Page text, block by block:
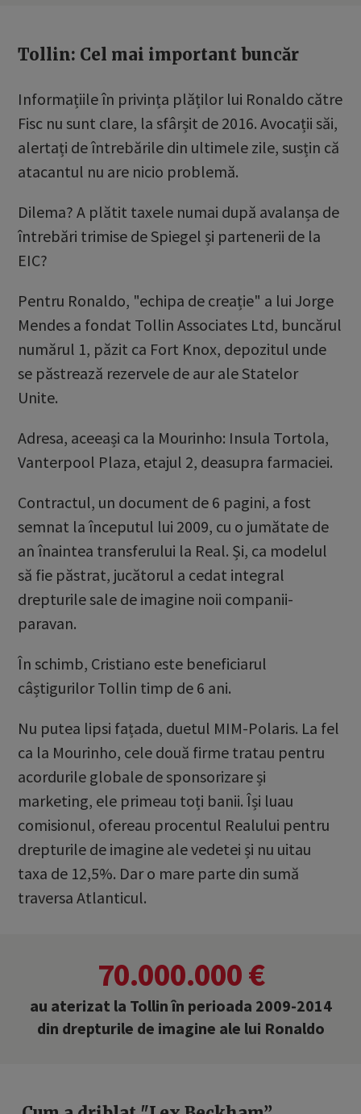
Tollin: Cel mai important buncăr
Informațiile în privința plăților lui Ronaldo către
Fisc nu sunt clare, la sfârșit de 2016. Avocații săi,
alertați de întrebările din ultimele zile, susțin că
atacantul nu are nicio problemă.
Dilema? A plătit taxele numai după avalanșa de
întrebări trimise de Spiegel și partenerii de la
EIC?
Pentru Ronaldo, "echipa de creație" a lui Jorge
Mendes a fondat Tollin Associates Ltd, buncărul
numărul 1, păzit ca Fort Knox, depozitul unde
se păstrează rezervele de aur ale Statelor
Unite.
Adresa, aceeași ca la Mourinho: Insula Tortola,
Vanterpool Plaza, etajul 2, deasupra farmaciei.
Contractul, un document de 6 pagini, a fost
semnat la începutul lui 2009, cu o jumătate de
an înaintea transferului la Real. Și, ca modelul
să fie păstrat, jucătorul a cedat integral
drepturile sale de imagine noii companii-
paravan.
În schimb, Cristiano este beneficiarul
câștigurilor Tollin timp de 6 ani.
Nu putea lipsi fațada, duetul MIM-Polaris. La fel
ca la Mourinho, cele două firme tratau pentru
acordurile globale de sponsorizare și
marketing, ele primeau toți banii. Își luau
comisionul, ofereau procentul Realului pentru
drepturile de imagine ale vedetei și nu uitau
taxa de 12,5%. Dar o mare parte din sumă
traversa Atlanticul.
70.000.000 €
au aterizat la Tollin în perioada 2009-2014
din drepturile de imagine ale lui Ronaldo